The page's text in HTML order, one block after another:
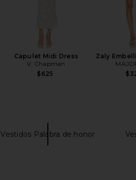
Capulet Midi Dress
V. Chapman
$625
Zaly
Vestidos Palabra de honor